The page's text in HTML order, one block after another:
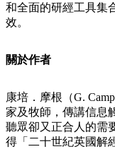
和全面的研經工具集
效。
關於作者
康培．摩根（G.
家及牧師，傳講信息
聽眾卻又正合人的需
得「二十世紀英國解